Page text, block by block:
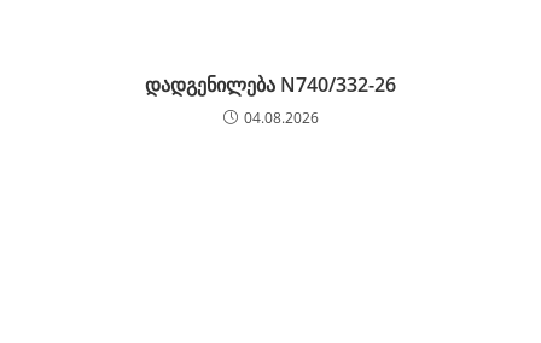
დადგენილება N740/332-26
04.08.2026